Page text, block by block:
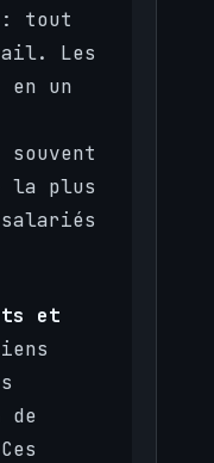
: tout
Les
en un
souvent
la plus
et
de